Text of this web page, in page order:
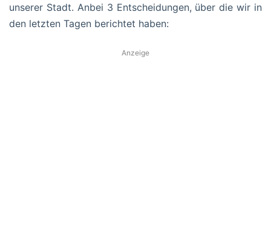
unserer Stadt. Anbei 3 Entscheidungen, über die wir in
den letzten Tagen berichtet haben:
Anzeige